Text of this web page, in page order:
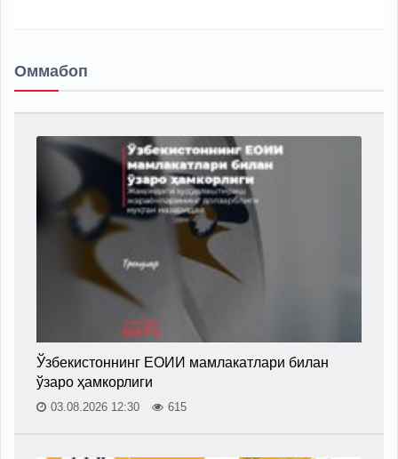
Оммабоп
Ўзбекистоннинг ЕОИИ мамлакатлари билан
ўзаро ҳамкорлиги
03.08.2026 12:30 615